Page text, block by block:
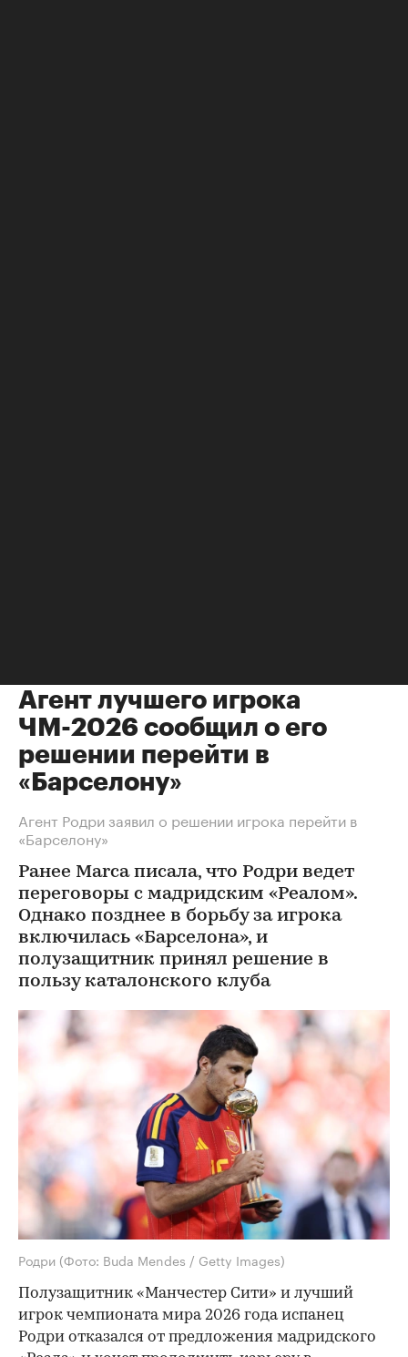
Агент лучшего игрока
ЧМ-2026 сообщил о его
решении перейти в
«Барселону»
Агент Родри заявил о решении игрока перейти в
«Барселону»
Ранее Marca писала, что Родри ведет
переговоры с мадридским «Реалом».
Однако позднее в борьбу за игрока
включилась «Барселона», и
полузащитник принял решение в
пользу каталонского клуба
Родри (Фото: Buda Mendes / Getty Images)
Полузащитник «Манчестер Сити» и лучший
игрок чемпионата мира 2026 года испанец
Родри отказался от предложения мадридского